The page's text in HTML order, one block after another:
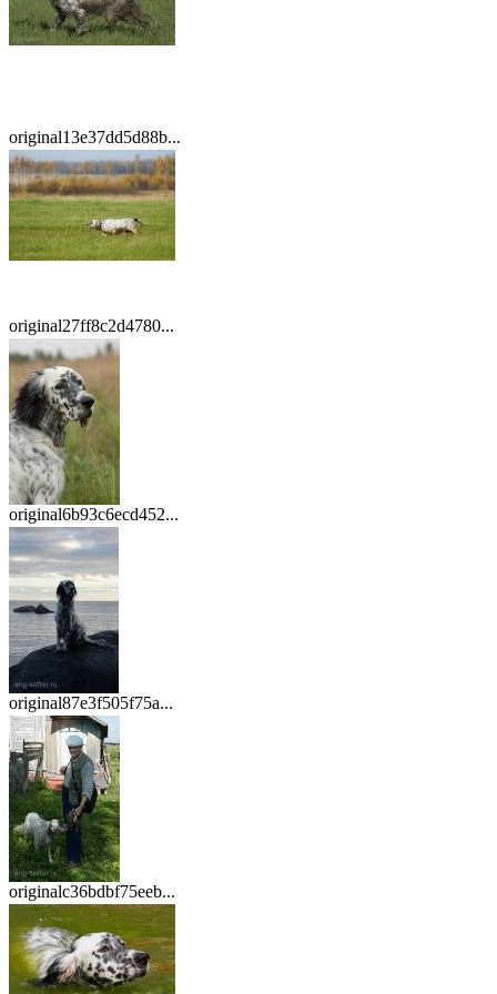
original13e37dd5d88b...
original27ff8c2d4780...
original6b93c6ecd452...
original87e3f505f75a...
originalc36bdbf75eeb...